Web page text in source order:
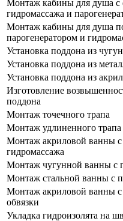
Монтаж кабины для душа с
гидромассажа и
Монтаж кабины для душа
парогенератором и
Установка поддона из
Установка поддона из
Установка поддона из
Изготовление
поддона
Монтаж точечного трапа
Монтаж удлиненного трапа
Монтаж акриловой ванны
гидромассажа
Монтаж чугунной ванны с
Монтаж стальной ванны с
Монтаж акриловой ванны
обвязки
Укладка гидроизолята на